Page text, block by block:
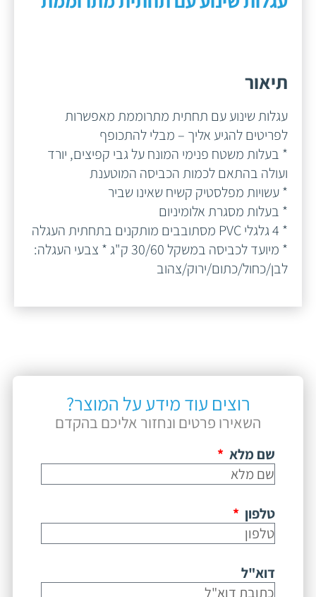
תיאור
עגלות שינוע עם תחתית מתרוממת מאפשרות
לפריטים להגיע אליך – מבלי להתכופף
* בעלות משטח פנימי המונח על גבי קפיצים, יורד
ועולה בהתאם לכמות הכביסה המוטענת
* עשויות מפלסטיק קשיח שאינו שביר
* בעלות מסגרת אלומיניום
* 4 גלגלי PVC מסתובבים מותקנים בתחתית העגלה
* מיועד לכביסה במשקל 30/60 ק"ג * צבעי העגלה:
לבן/כחול/כתום/ירוק/צהוב
רוצים עוד מידע על המוצר?
השאירו פרטים ונחזור אליכם בהקדם
שם מלא
טלפון
דוא"ל